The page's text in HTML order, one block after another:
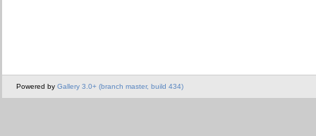
Powered by Gallery 3.0+ (branch master, build 434)